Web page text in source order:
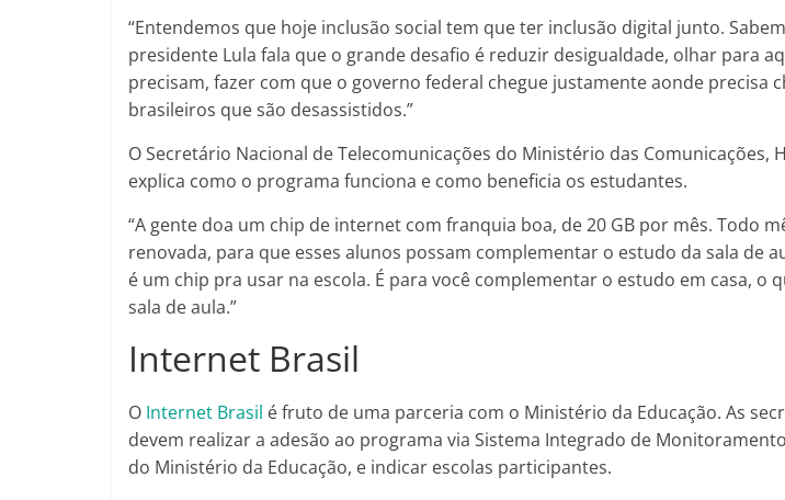
“Entendemos que hoje inclusão social tem que ter inclusão digital junto.
presidente Lula fala que o grande desafio é reduzir desigualdade, olhar para
precisam, fazer com que o governo federal chegue justamente aonde precisa
brasileiros que são desassistidos.”
O Secretário Nacional de Telecomunicações do Ministério das Comunicações,
explica como o programa funciona e como beneficia os estudantes.
“A gente doa um chip de internet com franquia boa, de 20 GB por mês. Todo
renovada, para que esses alunos possam complementar o estudo da sala de
é um chip pra usar na escola. É para você complementar o estudo em casa, o
sala de aula.”
Internet Brasil
O Internet Brasil é fruto de uma parceria com o Ministério da Educação. As
devem realizar a adesão ao programa via Sistema Integrado de
do Ministério da Educação, e indicar escolas participantes.